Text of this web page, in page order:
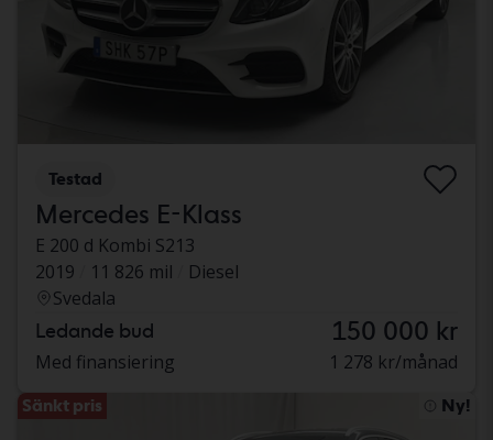
Testad
Mercedes E-Klass
E 200 d Kombi S213
2019
11 826 mil
Diesel
Svedala
Ledande bud 150 000 kr
Med finansiering 1 278 kr/månad
Sänkt pris Ny!